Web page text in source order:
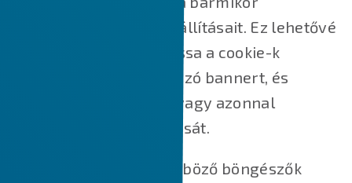
módosíthatja cookie-beállításait. Ez lehetővé
teszi, hogy újra megnyissa a cookie-k
hozzájárulását tartalmazó bannert, és
módosítsa beállításait, vagy azonnal
visszavonja hozzájárulását.
Ezen túlmenően a különböző böngészők